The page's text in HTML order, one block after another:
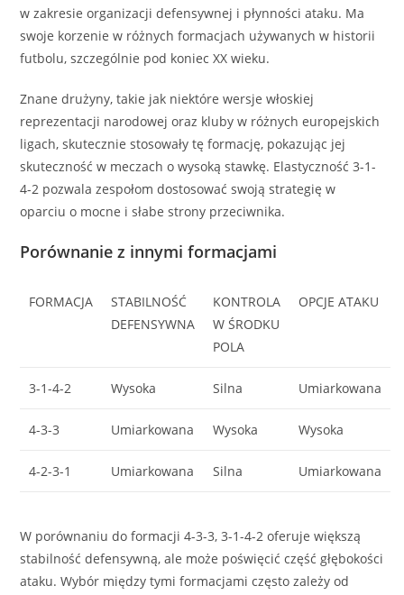
w zakresie organizacji defensywnej i płynności ataku. Ma
swoje korzenie w różnych formacjach używanych w historii
futbolu, szczególnie pod koniec XX wieku.
Znane drużyny, takie jak niektóre wersje włoskiej
reprezentacji narodowej oraz kluby w różnych europejskich
ligach, skutecznie stosowały tę formację, pokazując jej
skuteczność w meczach o wysoką stawkę. Elastyczność 3-1-
4-2 pozwala zespołom dostosować swoją strategię w
oparciu o mocne i słabe strony przeciwnika.
Porównanie z innymi formacjami
FORMACJA
STABILNOŚĆ
DEFENSYWNA
KONTROLA
W ŚRODKU
POLA
OPCJE ATAKU
3-1-4-2 Wysoka Silna Umiarkowana
4-3-3 Umiarkowana Wysoka Wysoka
4-2-3-1 Umiarkowana Silna Umiarkowana
W porównaniu do formacji 4-3-3, 3-1-4-2 oferuje większą
stabilność defensywną, ale może poświęcić część głębokości
ataku. Wybór między tymi formacjami często zależy od